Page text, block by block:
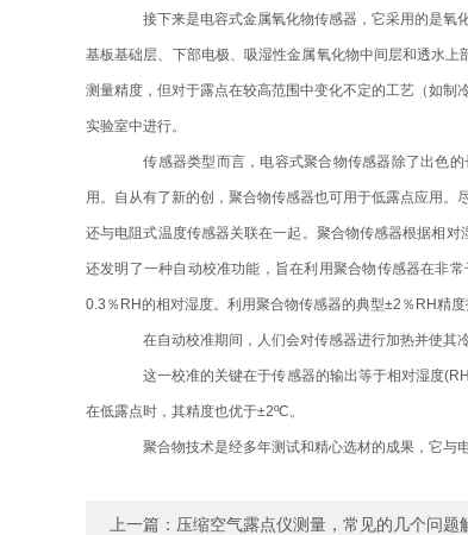
接下来是电容式金属氧化物传感器，它采用的是氧化
基板基础层、下部电极、吸湿性金属氧化物中间层和透水
测量精度，但对于露点在较高范围中变化不定的工艺（如
实验室中进行。
传感器类型而言，电容式聚合物传感器除了出色的
用。自从有了新的创，聚合物传感器也可用于低露点应用
还与电阻式温度传感器关联在一起。聚合物传感器根据相
还发明了一种自动校准功能，旨在利用聚合物传感器在非
0.3％RH的相对湿度。利用聚合物传感器的典型±2％RH精
在自动校准期间，人们会对传感器进行加热并使其冷
这一校准的关键在于传感器的输出等于相对湿度
在低露点时，其精度也优于±2ºC。
聚合物技术是经多年测试和精心选材的成果，它与电
上一篇： 压缩空气露点仪测量，常见的几个问题